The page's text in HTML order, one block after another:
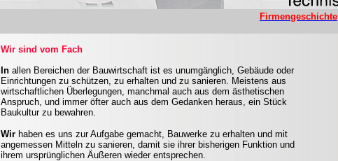
Firmengeschichte
Wir sind vom Fach
In allen Bereichen der Bauwirtschaft ist es unumgänglich, Gebäude oder
Einrichtungen zu schützen, zu erhalten und zu sanieren. Meistens aus
wirtschaftlichen Überlegungen, manchmal auch aus dem ästhetischen
Anspruch, und immer öfter auch aus dem Gedanken heraus, ein Stück
Baukultur zu bewahren.
Wir haben es uns zur Aufgabe gemacht, Bauwerke zu erhalten und mit
angemessen Mitteln zu sanieren, damit sie ihrer bisherigen Funktion und
ihrem ursprünglichen Äußeren wieder entsprechen.